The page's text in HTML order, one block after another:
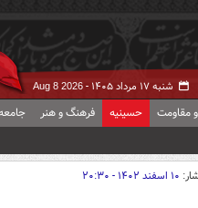
شنبه ۱۷ مرداد ۱۴۰۵ - Aug 8 2026
مقاومت حسینیه فرهنگ و هنر
۱۰ اسفند ۱۴۰۲ - ۲۰:۳۰